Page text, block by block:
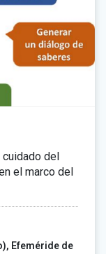
del
el marco del
Efeméride de